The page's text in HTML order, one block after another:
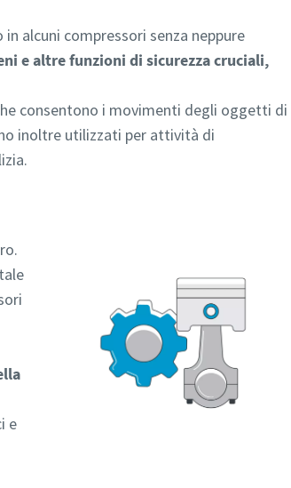
alcuni compressori senza neppure
e altre funzioni di sicurezza cruciali,
consentono i movimenti degli oggetti di
inoltre utilizzati per attività di
e